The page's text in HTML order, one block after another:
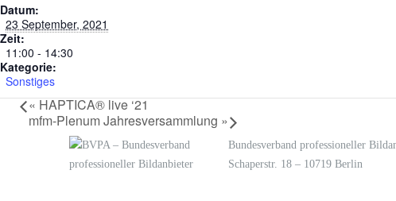
Datum:
23 September, 2021
Zeit:
11:00 - 14:30
Kategorie:
Sonstiges
«HAPTICA® live ‘21
mfm-Plenum Jahresversammlung »
Bundesverband professioneller
Schaperstr. 18 – 10719 Berlin